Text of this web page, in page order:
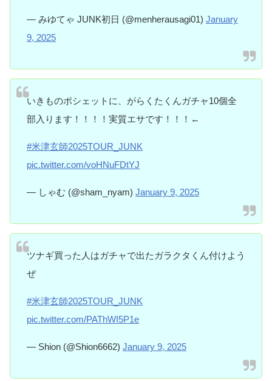
— みゆてゃ JUNK初日 (@menherausagi01) January
9, 2025
いきものポシェットに、がらくたくんガチャ10個全
部入ります！！！！実質エサです！！！←
#米津玄師2025TOUR_JUNK
pic.twitter.com/voHNuFDtYJ
— しゃむ (@sham_nyam) January 9, 2025
ツナギ買った人はガチャで出たガラクタくん付けよう
ぜ
#米津玄師2025TOUR_JUNK
pic.twitter.com/PAThWI5P1e
— Shion (@Shion6662) January 9, 2025